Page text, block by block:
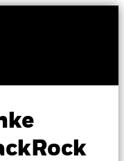
UK
ETF